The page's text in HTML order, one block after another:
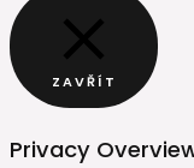
ZAVŘÍT
Privacy